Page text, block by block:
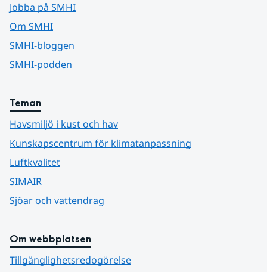
Jobba på SMHI
Om SMHI
SMHI-bloggen
SMHI-podden
Teman
Havsmiljö i kust och hav
Kunskapscentrum för klimatanpassning
Luftkvalitet
SIMAIR
Sjöar och vattendrag
Om webbplatsen
Tillgänglighetsredogörelse